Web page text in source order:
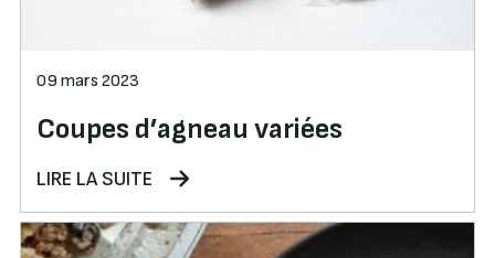
09 mars 2023
Coupes d’agneau variées
LIRE LA SUITE